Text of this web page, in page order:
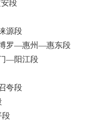
段
源段
罗—惠州—惠东段
—阳江段
夸段